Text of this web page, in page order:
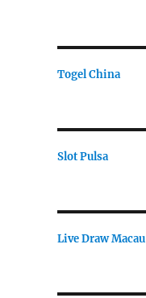
Togel China
Slot Pulsa
Live Draw Macau